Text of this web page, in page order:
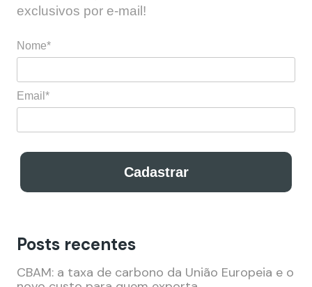
exclusivos por e-mail!
Nome*
Email*
Cadastrar
Cadastre-se para receber nossos conteúdos
exclusivos por e-mail!
Posts recentes
CBAM: a taxa de carbono da União Europeia e o